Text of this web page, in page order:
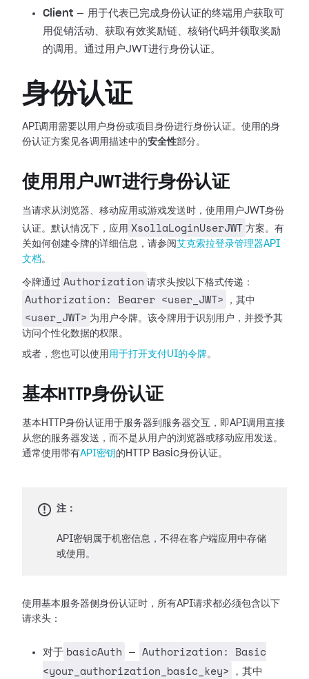
Client — 用于代表已完成身份认证的终端用户获取可
用促销活动、获取有效奖励链、核销代码并领取奖励
的调用。通过用户JWT进行身份认证。
身份认证
API调用需要以用户身份或项目身份进行身份认证。使用的身
份认证方案见各调用描述中的安全性部分。
使用用户JWT进行身份认证
当请求从浏览器、移动应用或游戏发送时，使用用户JWT身份
认证。默认情况下，应用 XsollaLoginUserJWT 方案。有
关如何创建令牌的详细信息，请参阅 艾克索拉登录管理器API
文档。
令牌通过 Authorization 请求头按以下格式传递：
Authorization: Bearer <user_JWT> ，其中
<user_JWT> 为用户令牌。该令牌用于识别用户，并授予其
访问个性化数据的权限。
或者，您也可以使用 用于打开支付UI的令牌。
基本HTTP身份认证
基本HTTP身份认证用于服务器到服务器交互，即API调用直接
从您的服务器发送，而不是从用户的浏览器或移动应用发送。
通常使用带有API密钥 的HTTP Basic身份认证。
注：
API密钥属于机密信息，不得在客户端应用中存储
或使用。
使用基本服务器侧身份认证时，所有API请求都必须包含以下
请求头：
对于 basicAuth —
Authorization: Basic
<your_authorization_basic_key>
，其中